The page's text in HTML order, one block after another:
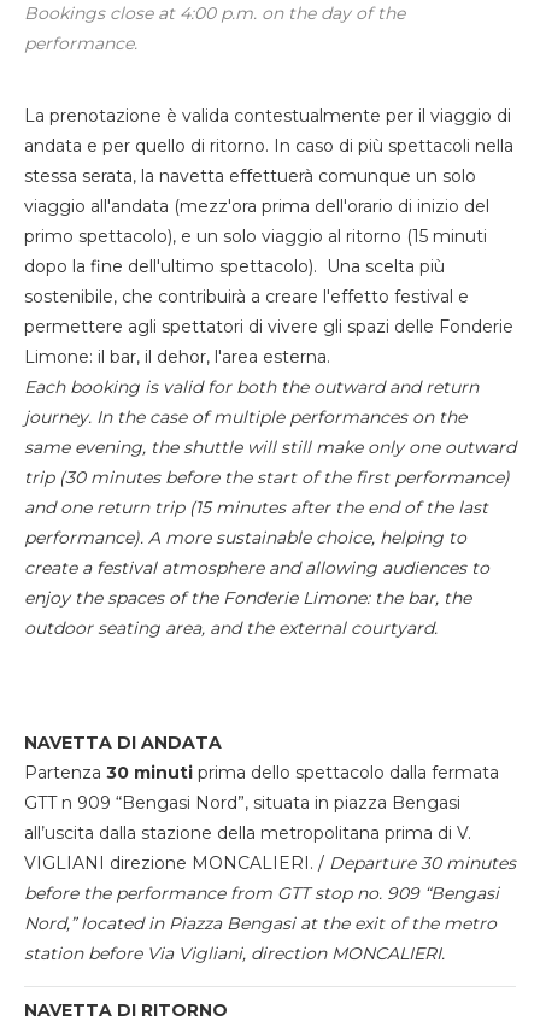
Bookings close at 4:00 p.m. on the day of the
performance.
La prenotazione è valida contestualmente per il viaggio di
andata e per quello di ritorno. In caso di più spettacoli nella
stessa serata, la navetta effettuerà comunque un solo
viaggio all'andata (mezz'ora prima dell'orario di inizio del
primo spettacolo), e un solo viaggio al ritorno (15 minuti
dopo la fine dell'ultimo spettacolo). Una scelta più
sostenibile, che contribuirà a creare l'effetto festival e
permettere agli spettatori di vivere gli spazi delle Fonderie
Limone: il bar, il dehor, l'area esterna.
Each booking is valid for both the outward and return
journey. In the case of multiple performances on the
same evening, the shuttle will still make only one outward
trip (30 minutes before the start of the first performance)
and one return trip (15 minutes after the end of the last
performance). A more sustainable choice, helping to
create a festival atmosphere and allowing audiences to
enjoy the spaces of the Fonderie Limone: the bar, the
outdoor seating area, and the external courtyard.
NAVETTA DI ANDATA
Partenza 30 minuti prima dello spettacolo dalla fermata
GTT n 909 “Bengasi Nord”, situata in piazza Bengasi
all’uscita dalla stazione della metropolitana prima di V.
VIGLIANI direzione MONCALIERI. / Departure 30 minutes
before the performance from GTT stop no. 909 “Bengasi
Nord,” located in Piazza Bengasi at the exit of the metro
station before Via Vigliani, direction MONCALIERI.
NAVETTA DI RITORNO